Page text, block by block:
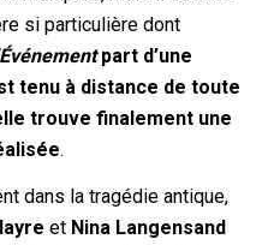
si particulière dont
part d’une
tenu à distance de toute
trouve finalement une
.
dans la tragédie antique,
et Nina Langensand